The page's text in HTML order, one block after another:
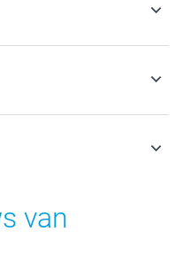
BTW en exclusief
van